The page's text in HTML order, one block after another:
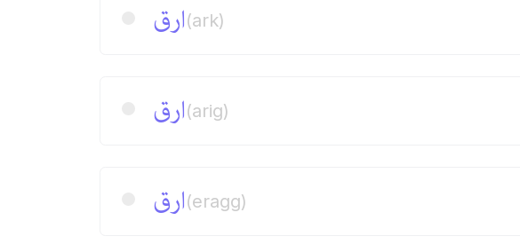
ارق(ark)
ارق(arig)
ارق(eragg)